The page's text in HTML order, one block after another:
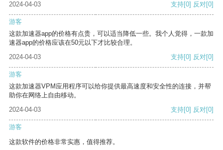
2024-04-03 支持[0] 反对[0]
游客
这款加速器app的价格有点贵，可以适当降低一些。我个人觉得，一款加
速器app的价格应该在50元以下才比较合理。
2024-04-03
支持[0] 反对[0]
游客
这款加速器VPM应用程序可以给你提供最高速度和安全性的连接，并帮
助你在网络上自由移动。
2024-04-03
支持[0] 反对[0]
游客
这款软件的价格非常实惠，值得推荐。